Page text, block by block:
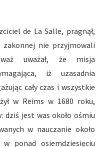
de La Salle, pragnął,
zakonnej nie przyjmowali
uważał, że misja
iż uzasadnia
cały czas i wszystkie
w Reims w 1680 roku,
dziś jest was około ośmiu
w nauczanie około
ponad osiemdziesięciu